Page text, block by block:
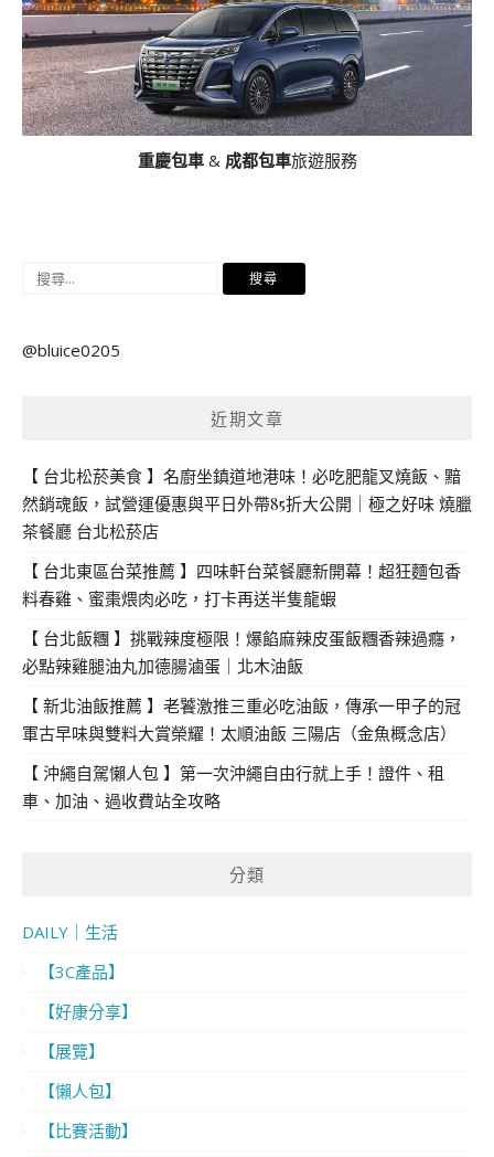
重慶包車& 成都包車旅遊服務
搜
鍵
@bluice0205
近期文章
【 台北松菸美食 】名廚坐鎮道地港味！必吃肥龍叉燒飯、黯
然銷魂飯，試營運優惠與平日外帶85折大公開｜極之好味 燒臘
茶餐廳 台北松菸店
【 台北東區台菜推薦 】四味軒台菜餐廳新開幕！超狂麵包香
料春雞、蜜棗煨肉必吃，打卡再送半隻龍蝦
【 台北飯糰 】挑戰辣度極限！爆餡麻辣皮蛋飯糰香辣過癮，
必點辣雞腿油丸加德腸滷蛋｜北木油飯
【 新北油飯推薦 】老饕激推三重必吃油飯，傳承一甲子的冠
軍古早味與雙料大賞榮耀！太順油飯 三陽店（金魚概念店）
【 沖繩自駕懶人包 】第一次沖繩自由行就上手！證件、租
車、加油、過收費站全攻略
分類
DAILY｜生活
【3C產品】
【好康分享】
【展覽】
【懶人包】
【比賽活動】